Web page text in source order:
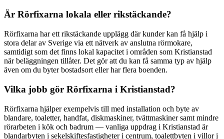
Är Rörfixarna lokala eller rikstäckande?
Rörfixarna har ett rikstäckande upplägg där kunder kan få hjälp i
stora delar av Sverige via ett nätverk av anslutna rörmokare,
samtidigt som det finns lokal kapacitet i områden som Kristianstad
när beläggningen tillåter. Det gör att du kan få samma typ av hjälp
även om du byter bostadsort eller har flera boenden.
Vilka jobb gör Rörfixarna i Kristianstad?
Rörfixarna hjälper exempelvis till med installation och byte av
blandare, toaletter, handfat, diskmaskiner, tvättmaskiner samt mindre
rörarbeten i kök och badrum — vanliga uppdrag i Kristianstad är
blandarbyten i sekelskiftesfastigheter i centrum, toalettbyten i villor i